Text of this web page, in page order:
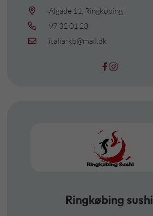
Algade 11, Ringkøbing
97 32 01 23
italiarkb@mail.dk
Ringkøbing sushi